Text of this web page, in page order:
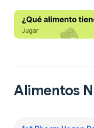
Alimentos